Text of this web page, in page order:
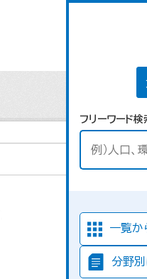
フリーワード検
一覧か
分野